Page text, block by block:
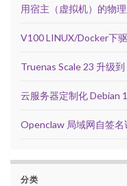
用宿主（虚拟机）的物
V100 LINUX/Docker下
Truenas Scale 23 升级
云服务器定制化 Debian
Openclaw 局域网自签名
分类